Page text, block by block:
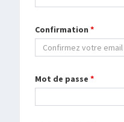
Confirmation *
Mot de passe *